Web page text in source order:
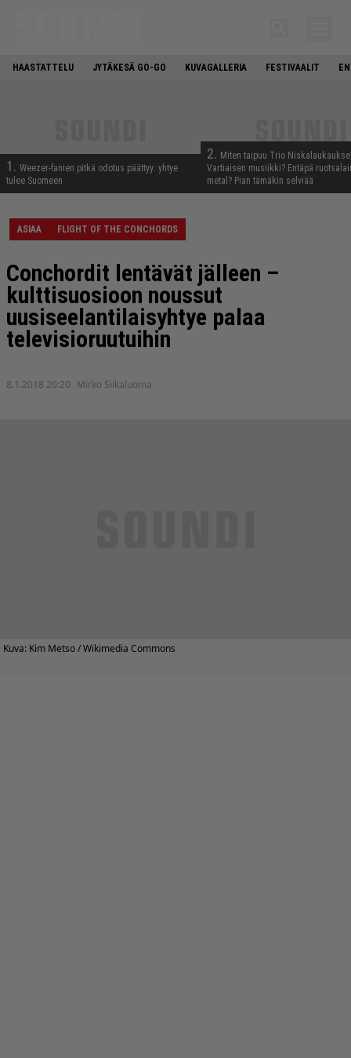
HAASTATTELU JYTÄKESÄ GO-GO KUVAGALLERIA FESTIVAALIT
1. Weezer-fanien pitkä odotus päättyy: yhtye
tulee Suomeen
2. Miten taipuu Trio
Vartiaisen musiikki? Entäpä
metal? Pian tämäkin selviää
ASIAA FLIGHT OF THE CONCHORDS
Conchordit lentävät jälleen –
kulttisuosioon noussut
uusiseelantilaisyhtye palaa
televisioruutuihin
8.1.2018 20:20 Mirko Siikaluoma
Kuva: Kim Metso / Wikimedia Commons